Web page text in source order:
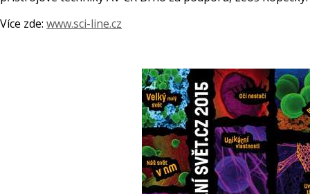
Více zde: www.sci-line.cz